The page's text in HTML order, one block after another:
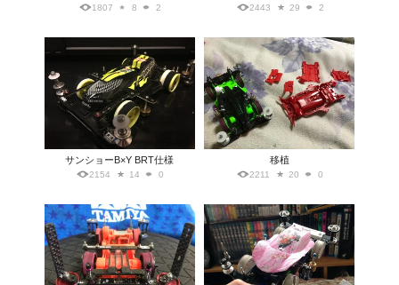
1807 8 2 2443 29 2
サンショーB×Y BRT仕様
2154 14 0
移植
2211 20 0